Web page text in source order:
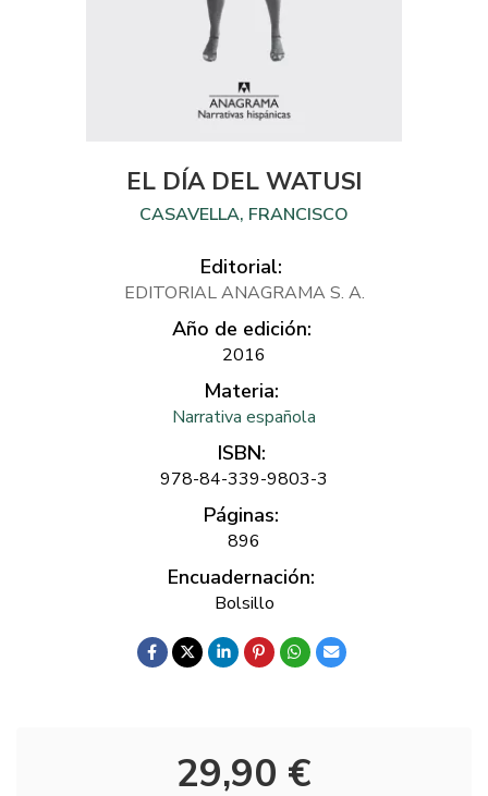
EL DÍA DEL WATUSI
CASAVELLA, FRANCISCO
Editorial:
EDITORIAL ANAGRAMA S. A.
Año de edición:
2016
Materia:
Narrativa española
ISBN:
978-84-339-9803-3
Páginas:
896
Encuadernación:
Bolsillo
29,90 €